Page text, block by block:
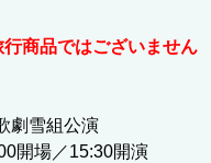
商品ではございません
劇雪組公演
開場／15:30開演